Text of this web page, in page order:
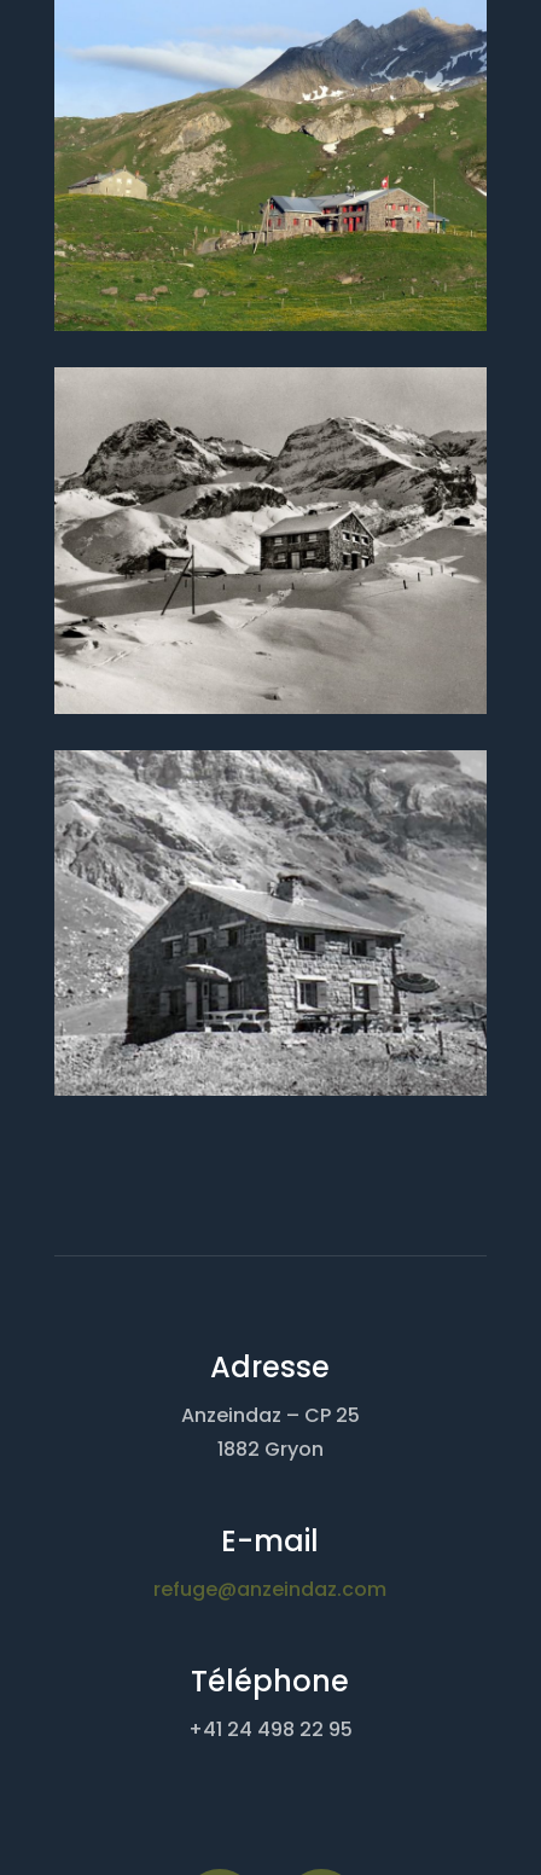
Adresse
Anzeindaz – CP 25
1882 Gryon
E-mail
refuge@anzeindaz.com
Téléphone
+41 24 498 22 95